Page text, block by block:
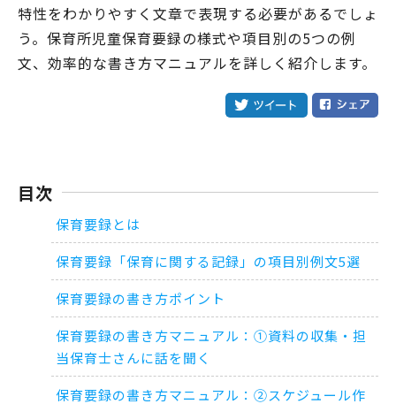
特性をわかりやすく文章で表現する必要があるでしょ
う。保育所児童保育要録の様式や項目別の5つの例
文、効率的な書き方マニュアルを詳しく紹介します。
目次
保育要録とは
保育要録「保育に関する記録」の項目別例文5選
保育要録の書き方ポイント
保育要録の書き方マニュアル：①資料の収集・担
当保育士さんに話を聞く
保育要録の書き方マニュアル：②スケジュール作